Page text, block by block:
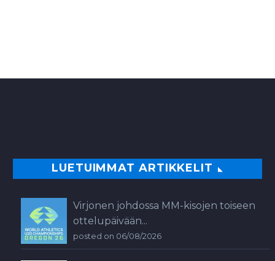
LUETUIMMAT ARTIKKELIT
Virjonen johdossa MM-kisojen toiseen
ottelupäivään...
posted on 06/08/2026